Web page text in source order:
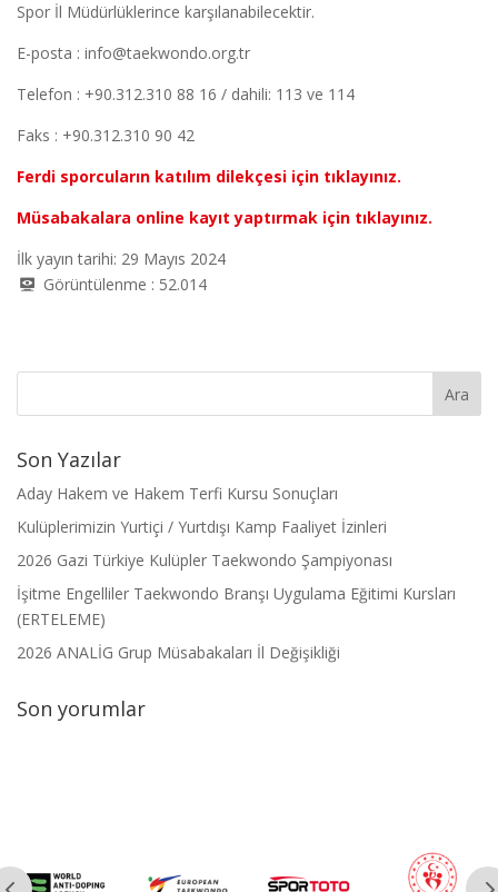
Spor İl Müdürlüklerince karşılanabilecektir.
E-posta : info@taekwondo.org.tr
Telefon : +90.312.310 88 16 / dahili: 113 ve 114
Faks : +90.312.310 90 42
Ferdi sporcuların katılım dilekçesi için tıklayınız.
Müsabakalara online kayıt yaptırmak için tıklayınız.
İlk yayın tarihi: 29 Mayıs 2024
Görüntülenme : 52.014
Son Yazılar
Aday Hakem ve Hakem Terfi Kursu Sonuçları
Kulüplerimizin Yurtiçi / Yurtdışı Kamp Faaliyet İzinleri
2026 Gazi Türkiye Kulüpler Taekwondo Şampiyonası
İşitme Engelliler Taekwondo Branşı Uygulama Eğitimi Kursları
(ERTELEME)
2026 ANALİG Grup Müsabakaları İl Değişikliği
Son yorumlar